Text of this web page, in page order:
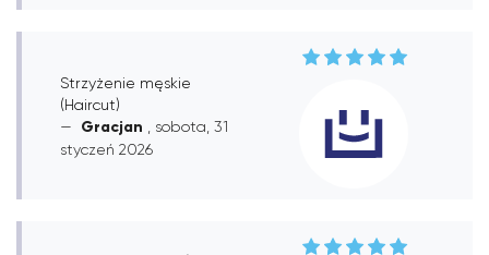
Strzyżenie męskie
(Haircut)
Gracjan
, sobota, 31
styczeń 2026